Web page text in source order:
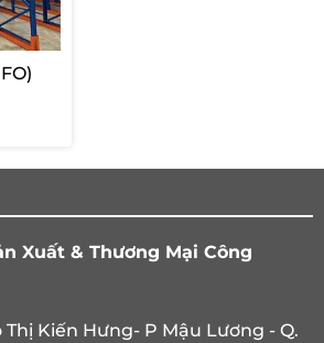
Xuất & Thương Mại Công
Thị Kiến Hưng- P Mậu Lương - Q.